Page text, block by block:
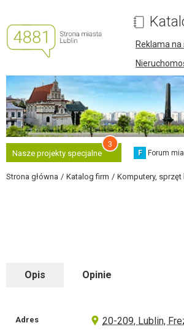
Reklama
Nasze projekty specjalne
3
F Forum
Strona główna Katalog firm Komputery,
Opis Opinie
Adres 20-209, Lublin,